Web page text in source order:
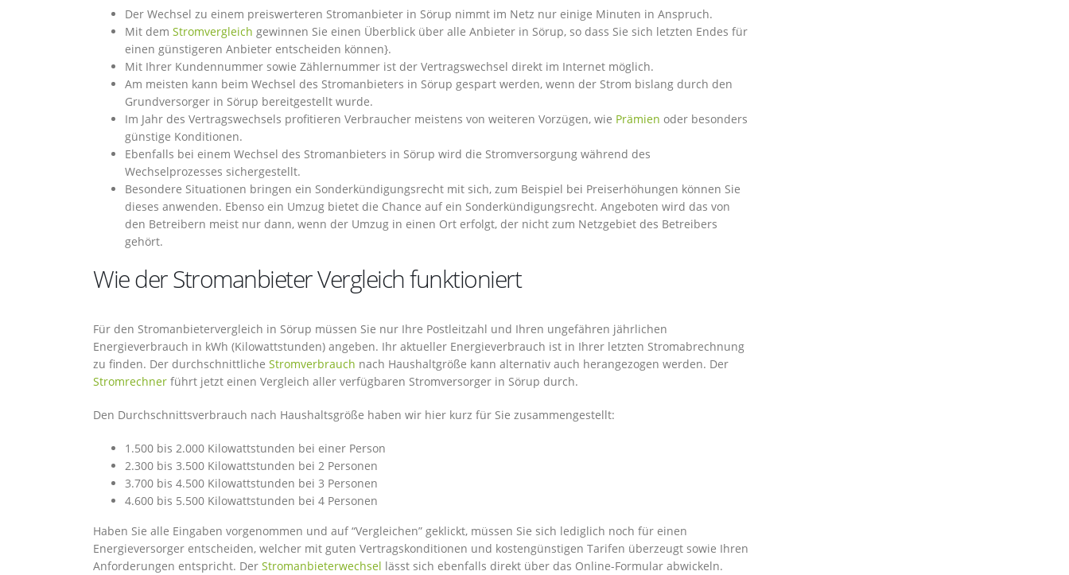
Der Wechsel zu einem preiswerteren Stromanbieter in Sörup nimmt im Netz nur einige Minuten in Anspruch.
Mit dem Stromvergleich gewinnen Sie einen Überblick über alle Anbieter in Sörup, so dass Sie sich letzten Endes für
einen günstigeren Anbieter entscheiden können}.
Mit Ihrer Kundennummer sowie Zählernummer ist der Vertragswechsel direkt im Internet möglich.
Am meisten kann beim Wechsel des Stromanbieters in Sörup gespart werden, wenn der Strom bislang durch den
Grundversorger in Sörup bereitgestellt wurde.
Im Jahr des Vertragswechsels profitieren Verbraucher meistens von weiteren Vorzügen, wie Prämien oder besonders
günstige Konditionen.
Ebenfalls bei einem Wechsel des Stromanbieters in Sörup wird die Stromversorgung während des
Wechselprozesses sichergestellt.
Besondere Situationen bringen ein Sonderkündigungsrecht mit sich, zum Beispiel bei Preiserhöhungen können Sie
dieses anwenden. Ebenso ein Umzug bietet die Chance auf ein Sonderkündigungsrecht. Angeboten wird das von
den Betreibern meist nur dann, wenn der Umzug in einen Ort erfolgt, der nicht zum Netzgebiet des Betreibers
gehört.
Wie der Stromanbieter Vergleich funktioniert
Für den Stromanbietervergleich in Sörup müssen Sie nur Ihre Postleitzahl und Ihren ungefähren jährlichen
Energieverbrauch in kWh (Kilowattstunden) angeben. Ihr aktueller Energieverbrauch ist in Ihrer letzten Stromabrechnung
zu finden. Der durchschnittliche Stromverbrauch nach Haushaltgröße kann alternativ auch herangezogen werden. Der
Stromrechner führt jetzt einen Vergleich aller verfügbaren Stromversorger in Sörup durch.
Den Durchschnittsverbrauch nach Haushaltsgröße haben wir hier kurz für Sie zusammengestellt:
1.500 bis 2.000 Kilowattstunden bei einer Person
2.300 bis 3.500 Kilowattstunden bei 2 Personen
3.700 bis 4.500 Kilowattstunden bei 3 Personen
4.600 bis 5.500 Kilowattstunden bei 4 Personen
Haben Sie alle Eingaben vorgenommen und auf “Vergleichen” geklickt, müssen Sie sich lediglich noch für einen
Energieversorger entscheiden, welcher mit guten Vertragskonditionen und kostengünstigen Tarifen überzeugt sowie Ihren
Anforderungen entspricht. Der Stromanbieterwechsel lässt sich ebenfalls direkt über das Online-Formular abwickeln.